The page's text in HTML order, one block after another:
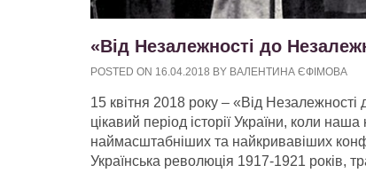
«Від Незалежності до
POSTED ON 16.04.2018 BY ВАЛЕНТИНА ЄФІМОВА
15 квітня 2018 року – «Від
цікавий період історії України, коли
наймасштабніших та найкривавіших
Українська революція 1917-1921 років,